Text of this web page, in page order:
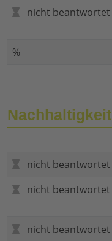
nicht beantwortet
%
Nachhaltigkeit
nicht beantwortet
nicht beantwortet
nicht beantwortet